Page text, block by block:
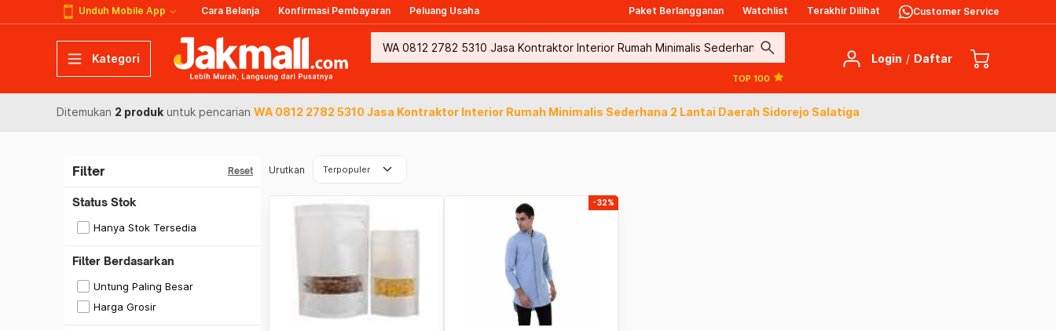
Unduh Mobile App Cara Belanja Konfirmasi Pembayaran Peluang Usaha Paket Berlangganan Watchlist Terakhir Dilihat Customer Service
Kategori search
TOP 100
Login / Daftar
Ditemukan 2 produk untuk pencarian WA 0812 2782 5310 Jasa Kontraktor Interior Rumah Minimalis Sederhana 2 Lantai Daerah Sidorejo Salatiga
Filter Reset
Status Stok
Hanya Stok Tersedia
Filter Berdasarkan
Untung Paling Besar
Harga Grosir
Urutkan Terpopuler keyboard_arrow_down
-32%